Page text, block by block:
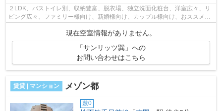
２LDK、バストイレ別、収納豊富、脱衣場、独立洗面化粧台、洋室広々、リ
ビング広々、ファミリー様向け、新婚様向け、カップル様向け、おススメの
現在空室情報がありません。
「サンリッツ巽」への
お問い合わせはこちら
賃貸 | マンション メゾン都
敷0